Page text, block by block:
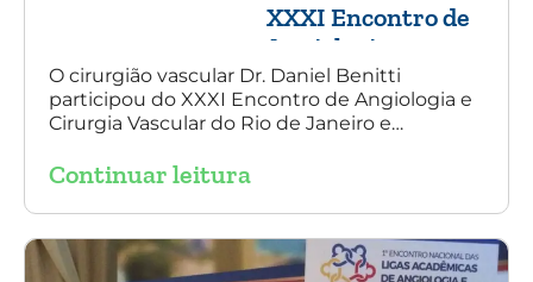
XXXI Encontro de
Angiologia e
Cirurgia Vascular
do Rio de Janeiro
O cirurgião vascular Dr. Daniel Benitti
participou do XXXI Encontro de Angiologia e
Cirurgia Vascular do Rio de Janeiro e
multilayer no tratamento de aneurisma
Continuar leitura